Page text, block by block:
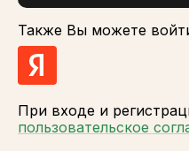
Также Вы можете
При входе и
пользовательское